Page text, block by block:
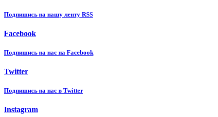
Подпишиcь на нашу ленту RSS
Facebook
Подпишиcь на нас на Facebook
Twitter
Подпишиcь на нас в Twitter
Instagram